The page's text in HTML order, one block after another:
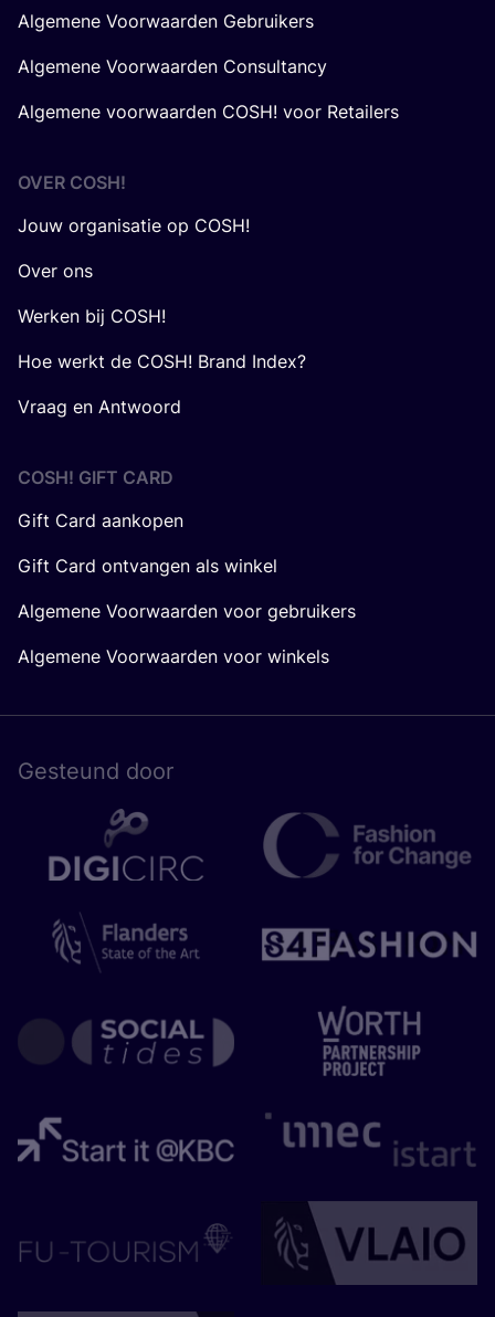
Algemene Voorwaarden Gebruikers
Algemene Voorwaarden Consultancy
Algemene voorwaarden COSH! voor Retailers
OVER COSH!
Jouw organisatie op COSH!
Over ons
Werken bij COSH!
Hoe werkt de COSH! Brand Index?
Vraag en Antwoord
COSH! GIFT CARD
Gift Card aankopen
Gift Card ontvangen als winkel
Algemene Voorwaarden voor gebruikers
Algemene Voorwaarden voor winkels
Gesteund door